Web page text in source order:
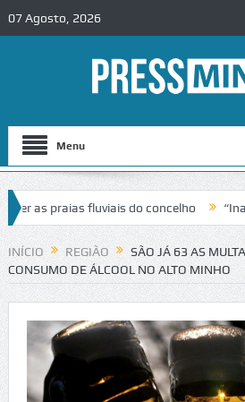
07 Agosto, 2026
Menu
praias fluviais do concelho
de trânsito no IC2 em Alcobaça
INÍCIO REGIÃO
SÃO JÁ 63 AS
CONSUMO DE ÁLCOOL NO ALTO MINHO